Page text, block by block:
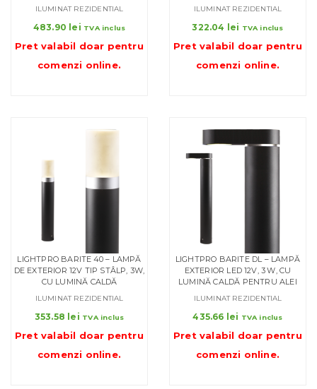
ILUMINAT REZIDENTIAL
483.90 lei TVA inclus
Pret valabil doar pentru
comenzi online.
ILUMINAT REZIDENTIAL
322.04 lei TVA inclus
Pret valabil doar pentru
comenzi online.
LIGHTPRO BARITE 40 – LAMPĂ
DE EXTERIOR 12V TIP STÂLP, 3W,
CU LUMINĂ CALDĂ
ILUMINAT REZIDENTIAL
353.58 lei TVA inclus
Pret valabil doar pentru
comenzi online.
LIGHTPRO BARITE DL – LAMPĂ
EXTERIOR LED 12V, 3 W, CU
LUMINĂ CALDĂ PENTRU ALEI
ILUMINAT REZIDENTIAL
435.66 lei TVA inclus
Pret valabil doar pentru
comenzi online.